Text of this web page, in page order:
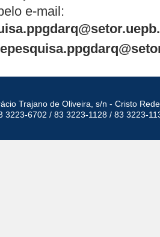
e-mail:
Trajano de Oliveira, s/n - Cristo
3223-6702 / 83 3223-1128 / 83 3223-